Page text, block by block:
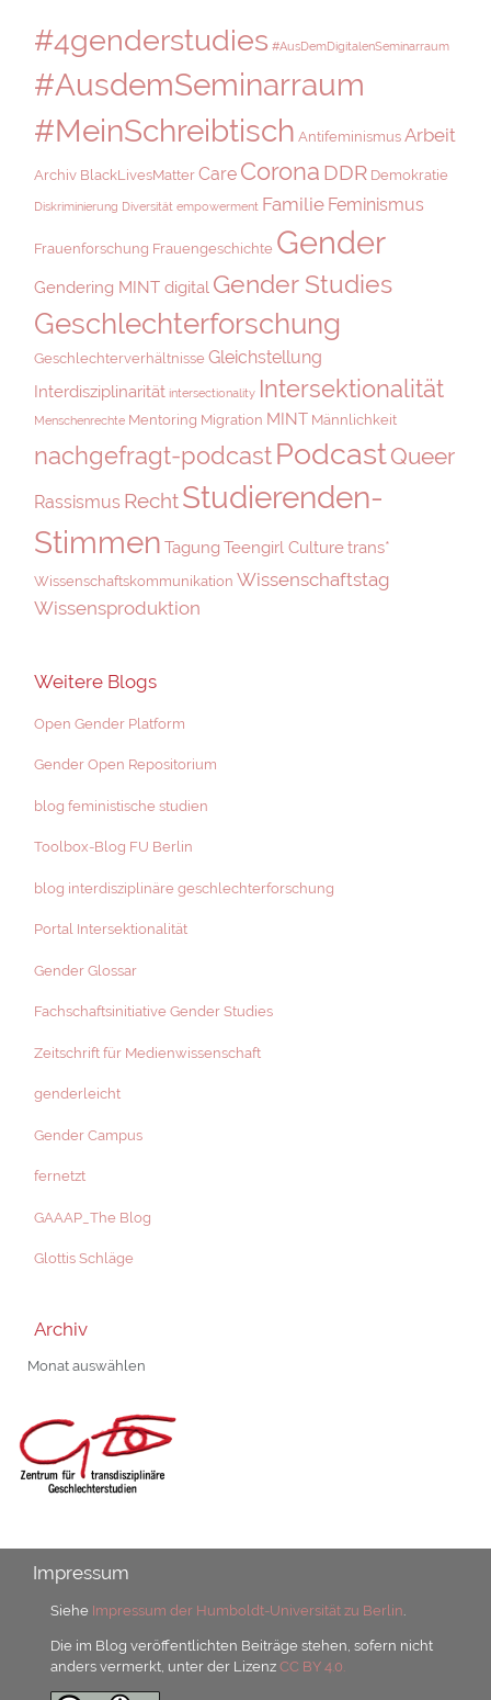
#4genderstudies #AusDemDigitalenSeminarraum
#AusdemSeminarraum
#MeinSchreibtisch Antifeminismus Arbeit
Archiv BlackLivesMatter Care Corona DDR Demokratie
Diskriminierung Diversität empowerment Familie Feminismus
Frauenforschung Frauengeschichte Gender
Gendering MINT digital Gender Studies
Geschlechterforschung
Geschlechterverhältnisse Gleichstellung
Interdisziplinarität intersectionality Intersektionalität
Menschenrechte Mentoring Migration MINT Männlichkeit
nachgefragt-podcastPodcastQueer
Rassismus RechtStudierenden-
Stimmen Tagung Teengirl Culturetrans*
Wissenschaftskommunikation Wissenschaftstag
Wissensproduktion
Weitere Blogs
Open Gender Platform
Gender Open Repositorium
blog feministische studien
Toolbox-Blog FU Berlin
blog interdisziplinäre geschlechterforschung
Portal Intersektionalität
Gender Glossar
Fachschaftsinitiative Gender Studies
Zeitschrift für Medienwissenschaft
genderleicht
Gender Campus
fernetzt
GAAAP_The Blog
Glottis Schläge
Archiv
Archiv
Impressum
Siehe Impressum der Humboldt-Universität zu Berlin
Die im Blog veröffentlichten Beiträge stehen, sofern nicht
anders vermerkt, unter der LizenzCC BY 4.0.